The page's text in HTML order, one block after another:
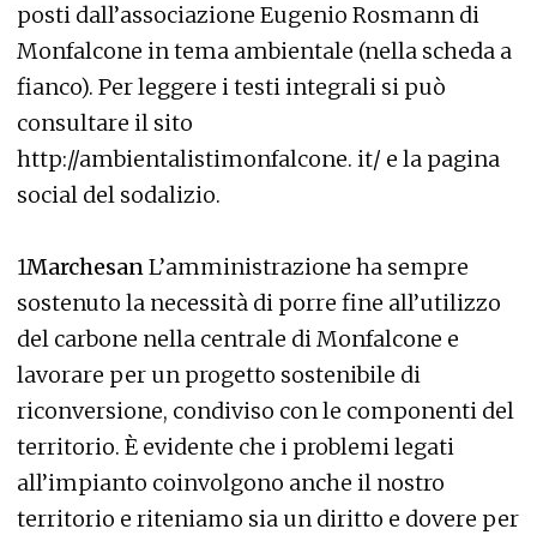
posti dall’associazione Eugenio Rosmann di
Monfalcone in tema ambientale (nella scheda a
fianco). Per leggere i testi integrali si può
consultare il sito
http://ambientalistimonfalcone. it/ e la pagina
social del sodalizio.
1MarchesanL’amministrazione ha sempre
sostenuto la necessità di porre fine all’utilizzo
del carbone nella centrale di Monfalcone e
lavorare per un progetto sostenibile di
riconversione, condiviso con le componenti del
territorio. È evidente che i problemi legati
all’impianto coinvolgono anche il nostro
territorio e riteniamo sia un diritto e dovere per